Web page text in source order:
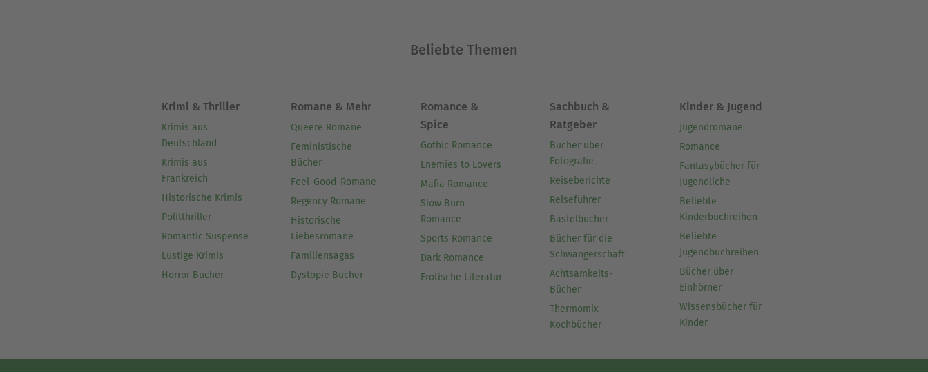
Beliebte Themen
Krimi & Thriller
Krimis aus
Deutschland
Krimis aus
Frankreich
Historische Krimis
Politthriller
Romantic Suspense
Lustige Krimis
Horror Bücher
Romane & Mehr
Queere Romane
Feministische
Bücher
Feel-Good-Romane
Regency Romane
Historische
Liebesromane
Familiensagas
Dystopie Bücher
Romance &
Spice
Gothic Romance
Enemies to Lovers
Mafia Romance
Slow Burn
Romance
Sports Romance
Dark Romance
Erotische Literatur
Sachbuch &
Ratgeber
Bücher über
Fotografie
Reiseberichte
Reiseführer
Bastelbücher
Bücher für die
Schwangerschaft
Achtsamkeits-
Bücher
Thermomix
Kochbücher
Kinder & Jugend
Jugendromane
Romance
Fantasybücher für
Jugendliche
Beliebte
Kinderbuchreihen
Beliebte
Jugendbuchreihen
Bücher über
Einhörner
Wissensbücher für
Kinder